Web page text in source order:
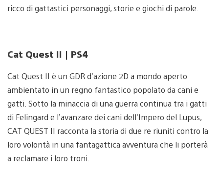
ricco di gattastici personaggi, storie e giochi di parole.
Cat Quest II | PS4
Cat Quest II è un GDR d’azione 2D a mondo aperto
ambientato in un regno fantastico popolato da cani e
gatti. Sotto la minaccia di una guerra continua tra i gatti
di Felingard e l’avanzare dei cani dell’Impero del Lupus,
CAT QUEST II racconta la storia di due re riuniti contro la
loro volontà in una fantagattica avventura che li porterà
a reclamare i loro troni.